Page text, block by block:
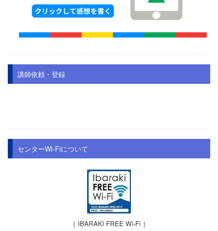
講師依頼・登録
センターWi-Fiについて
［ IBARAKI FREE Wi-Fi ］